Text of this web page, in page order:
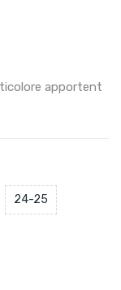
apportent
24-25